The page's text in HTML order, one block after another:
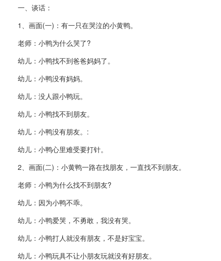
一、谈话：
1、画面(一)：有一只在哭泣的小黄鸭。
老师：小鸭为什么哭了?
幼儿：小鸭找不到爸爸妈妈了。
幼儿：小鸭没有妈妈。
幼儿：没人跟小鸭玩。
幼儿：小鸭找不到朋友。
幼儿：小鸭没有朋友。:
幼儿：小鸭心里难受要打针。
2、画面(二)：小黄鸭一路在找朋友，一直找不到朋友。
老师：小鸭为什么找不到朋友?
幼儿：因为小鸭不乖。
幼儿：小鸭爱哭，不勇敢，我没有哭。
幼儿：小鸭打人就没有朋友，不是好宝宝。
幼儿：小鸭玩具不让小朋友玩就没有好朋友。